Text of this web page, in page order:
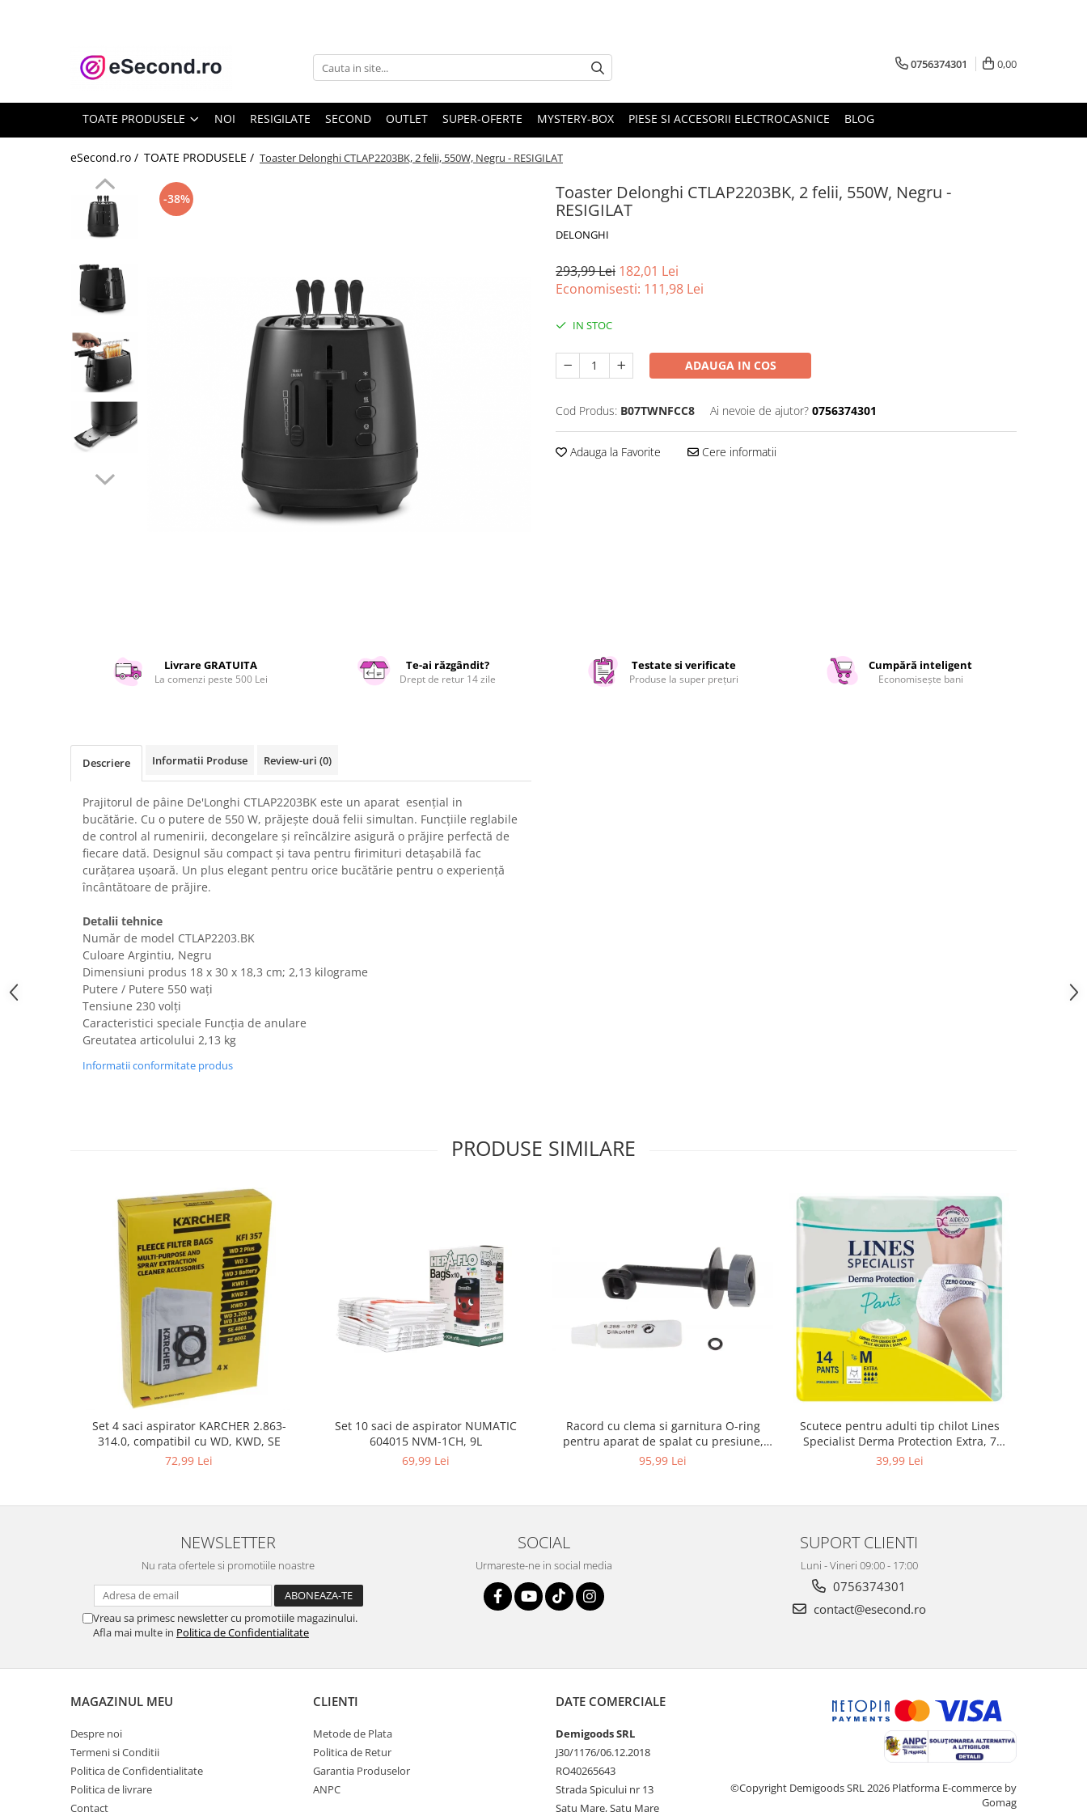
TOATE PRODUSELE
Accesorii Auto
Covorase auto
Echipamente pentru Atelier
Electronice Auto
Intretinere & Cosmetica auto
Trotinete electrice
Casa, Gradina & Bricolaj
Bucatarie & Servire
Curatenie si intretinere
Hobby-uri creative
Iluminat & Electrice
Scule electrice si unelte
Silicon, spume si solutii tehnice
Uscatoare rufe
Utilaje si materiale de constructii
Laptop, Tablete & Telefoane
Accesorii tablete
Laptopuri si Accesorii
Telefoane Mobile & accesorii
Wearable & Gadgeturi
Electrocasnice & Climatizare
Accesorii si piese masini spalat
rufe si uscatoare
Accesorii si piese masini spalat
Aparate Frigorifice
Aparate Racire Aer
Aragaze si cuptoare cu microunde
Cutii, curele si accesorii ceasuri
Genti si accesorii barbati
Genti si accesorii femei
Imbracaminte barbati
Imbracaminte femei
Imbracaminte si Incaltaminte copii
Ochelari de vedere
Console, Jocuri & Accesorii
Accesorii aparate de ras electrice
Accesorii aparate hair styling
Aparate & Accesorii ingrijire
Aparate cosmetice
Consumabile sanitare
Cosmetice si produse ingrijire
Igiena dentara
Jucarii, Copii & Bebe
Camera copilului
Hrana bebelusi
0756374301 0,00
TOATE PRODUSELE NOI RESIGILATE SECOND OUTLET SUPER-OFERTE MYSTERY-BOX PIESE SI ACCESORII ELECTROCASNICE BLOG
eSecond.ro / TOATE PRODUSELE / Toaster Delonghi CTLAP2203BK, 2 felii, 550W, Negru - RESIGILAT
Toaster Delonghi CTLAP2203BK, 2 felii, 550W, Negru -
RESIGILAT
DELONGHI
-38%
293,99 Lei 182,01 Lei
Economisesti: 111,98 Lei
IN STOC
ADAUGA IN COS
Cod Produs: B07TWNFCC8 Ai nevoie de ajutor? 0756374301
Adauga la Favorite Cere informatii
Livrare GRATUITA
La comenzi peste 500 Lei
Te-ai răzgândit?
Drept de retur 14 zile
Testate si verificate
Produse la super prețuri
Cumpără inteligent
Economisește bani
Descriere Informatii Produse Review-uri (0)
Prajitorul de pâine De'Longhi CTLAP2203BK este un aparat esențial in
bucătărie. Cu o putere de 550 W, prăjește două felii simultan. Funcțiile reglabile
de control al rumenirii, decongelare și reîncălzire asigură o prăjire perfectă de
fiecare dată. Designul său compact și tava pentru firimituri detașabilă fac
curățarea ușoară. Un plus elegant pentru orice bucătărie pentru o experiență
încântătoare de prăjire.
Detalii tehnice
Număr de model ‎CTLAP2203.BK
Culoare Argintiu, Negru
Dimensiuni produs ‎18 x 30 x 18,3 cm; 2,13 kilograme
Putere / Putere 550 wați
Tensiune 230 volți
Caracteristici speciale Funcția de anulare
Greutatea articolului 2,13 kg
Informatii conformitate produs
PRODUSE SIMILARE
Set 4 saci aspirator KARCHER 2.863-
314.0, compatibil cu WD, KWD, SE
72,99 Lei
Set 10 saci de aspirator NUMATIC
604015 NVM-1CH, 9L
69,99 Lei
Racord cu clema si garnitura O-ring
pentru aparat de spalat cu presiune,
KARCHER 4.064-047.0, K2, K3, K4
95,99 Lei
Scutece pentru adulti tip chilot Lines
Specialist Derma Protection Extra, 7
picaturi, marimea M, 14 bucati
39,99 Lei
NEWSLETTER
Nu rata ofertele si promotiile noastre
Vreau sa primesc newsletter cu promotiile magazinului.
Afla mai multe in Politica de Confidentialitate
SOCIAL
Urmareste-ne in social media
SUPORT CLIENTI
Luni - Vineri 09:00 - 17:00
0756374301
contact@esecond.ro
MAGAZINUL MEU
Despre noi
Termeni si Conditii
Politica de Confidentialitate
Politica de livrare
Contact
CLIENTI
Metode de Plata
Politica de Retur
Garantia Produselor
ANPC
DATE COMERCIALE
Demigoods SRL
J30/1176/06.12.2018
RO40265643
Strada Spicului nr 13
Satu Mare, Satu Mare
©Copyright Demigoods SRL 2026 Platforma E-commerce by
Gomag